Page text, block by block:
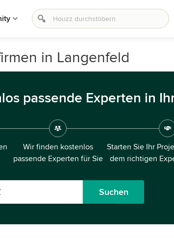
in Langenfeld
passende Experten in
Wir finden kostenlos
passende Experten für Sie
Starten Sie Ihr
dem richtigen
Suchen